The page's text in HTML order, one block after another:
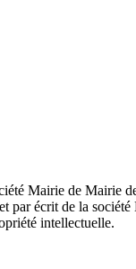
Mairie de Mairie
par écrit de la
intellectuelle.